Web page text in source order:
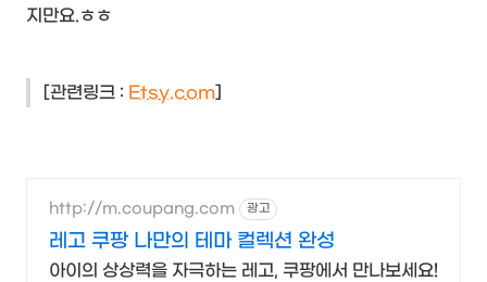
지만요.ㅎㅎ
[관련링크 : Etsy.com]
http://m.coupang.com 광고
레고 쿠팡 나만의 테마 컬렉션 완성
아이의 상상력을 자극하는 레고, 쿠팡에서 만나보세요!